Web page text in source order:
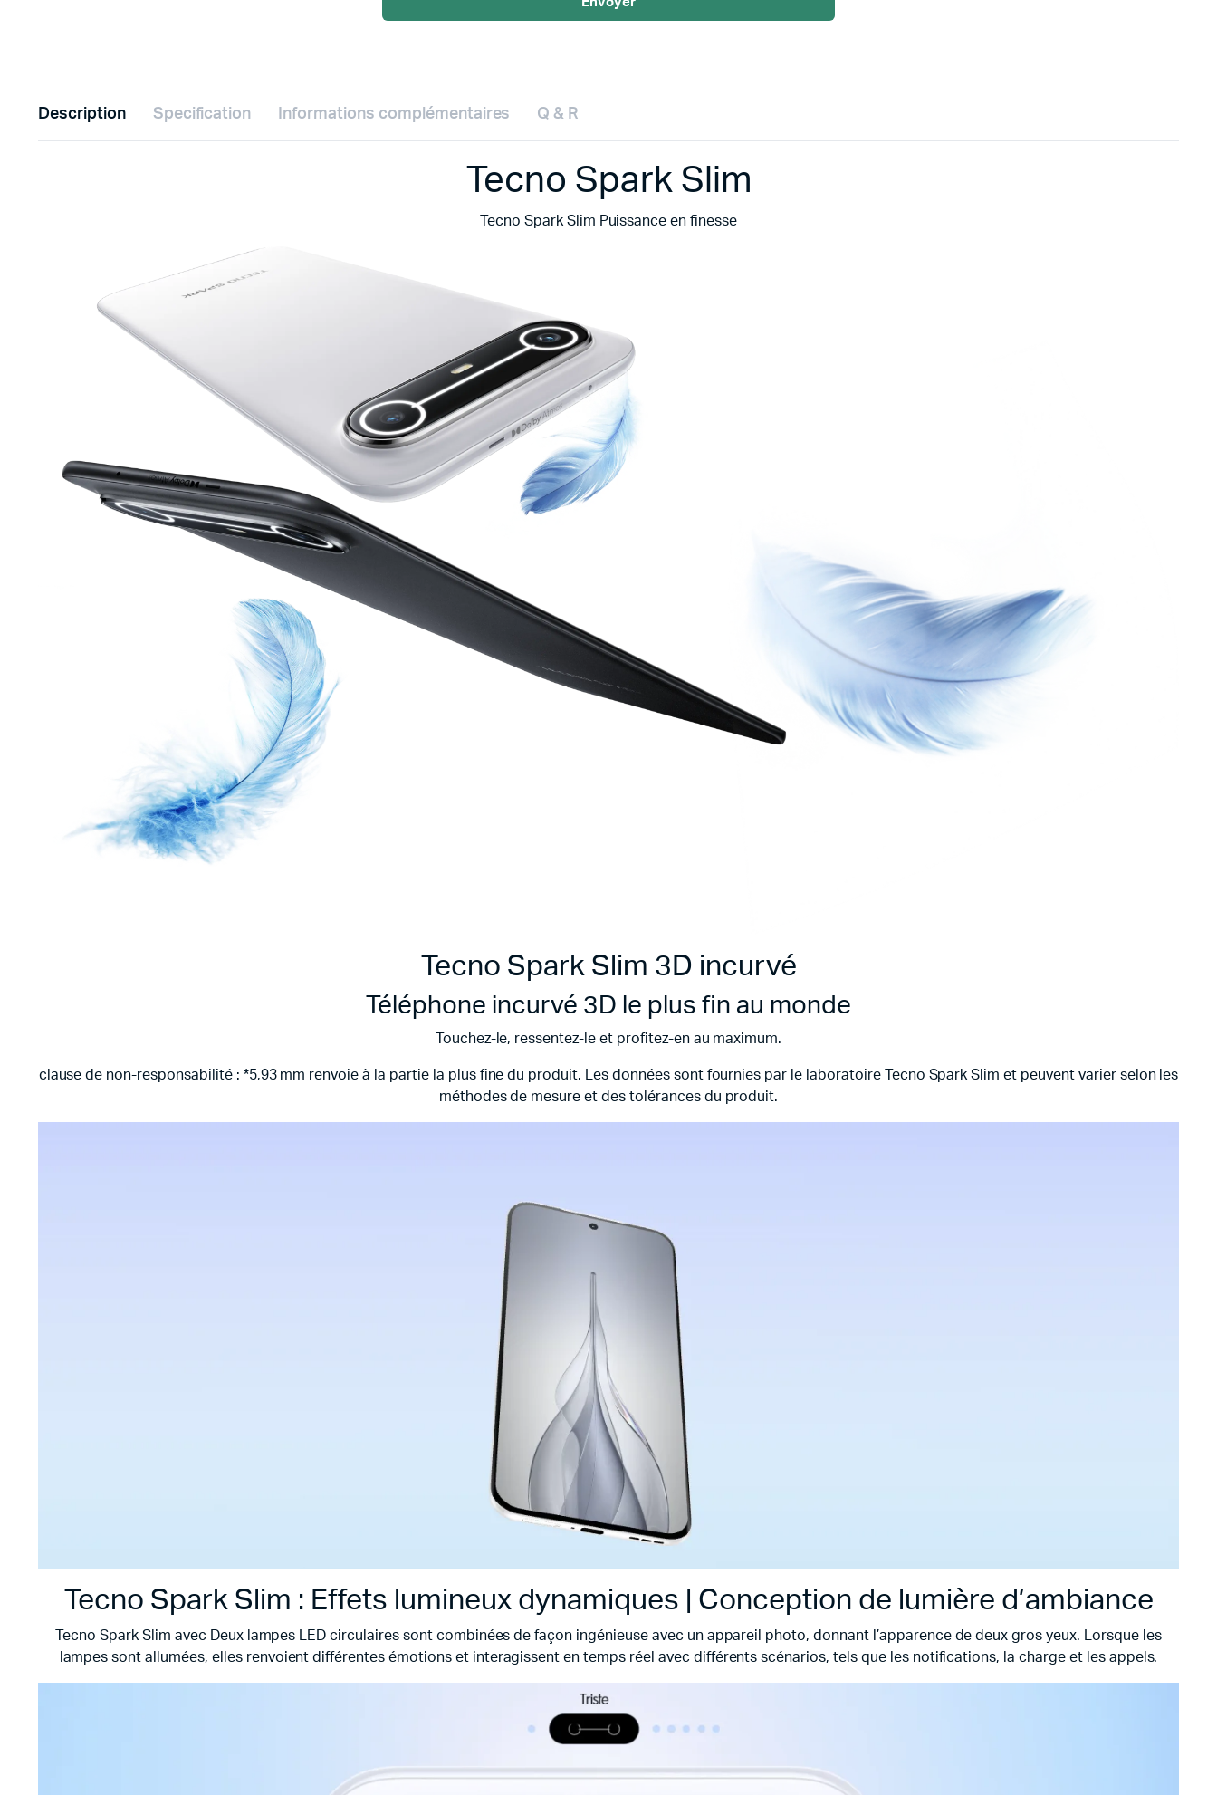
Description Specification Informations complémentaires Q & R
Tecno Spark Slim
Tecno Spark Slim Puissance en finesse
Tecno Spark Slim 3D incurvé
Téléphone incurvé 3D le plus fin au monde
Touchez-le, ressentez-le et profitez-en au maximum.
clause de non-responsabilité : *5,93 mm renvoie à la partie la plus fine du produit. Les données sont fournies par le laboratoire Tecno Spark Slim et peuvent varier selon les
méthodes de mesure et des tolérances du produit.
Tecno Spark Slim : Effets lumineux dynamiques | Conception de lumière d’ambiance
Tecno Spark Slim avec
Deux lampes LED circulaires sont combinées de façon ingénieuse avec un appareil photo, donnant l’apparence de deux gros yeux. Lorsque les
lampes sont allumées, elles renvoient différentes émotions et interagissent en temps réel avec différents scénarios, tels que les notifications, la charge et les appels.